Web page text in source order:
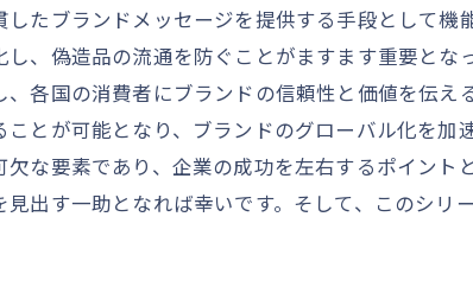
商標制度
国際商標
商標制度
国際市場
商標制度
したブランドメッセージを提供する手段として
し、偽造品の流通を防ぐことがますます重要と
、各国の消費者にブランドの信頼性と価値を伝
ことが可能となり、ブランドのグローバル化を
欠な要素であり、企業の成功を左右するポイン
見出す一助となれば幸いです。そして、このシリ